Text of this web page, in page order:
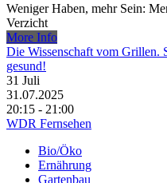
Weniger Haben, mehr Sein:
Verzicht
More Info
Die Wissenschaft vom Grillen.
gesund!
31 Juli
31.07.2025
20:15 - 21:00
WDR Fernsehen
Bio/Öko
Ernährung
Gartenbau